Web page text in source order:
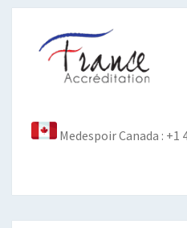
Medespoir Canada : +1